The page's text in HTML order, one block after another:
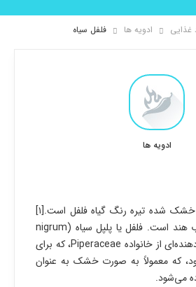
غذایی ادویه ها فلفل سیاه
فلفل سیاه میوه های خشک شده تیره رنگ گیاه فلفل است.[۱]
گیاه فلفل بومی جنوب هند است. فلفل یا پلپل سیاه (nigrum
پیپر) گیاه رونده گل دهنده‌ای از خانواده Piperaceae، که برای
که معمولاً به صورت خشک به عنوان
می‌شود.
ادویه ها